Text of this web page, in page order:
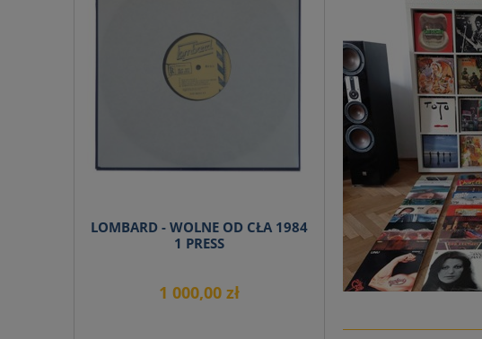
LOMBARD - WOLNE OD CŁA 1984
1 PRESS
1 000,00 zł